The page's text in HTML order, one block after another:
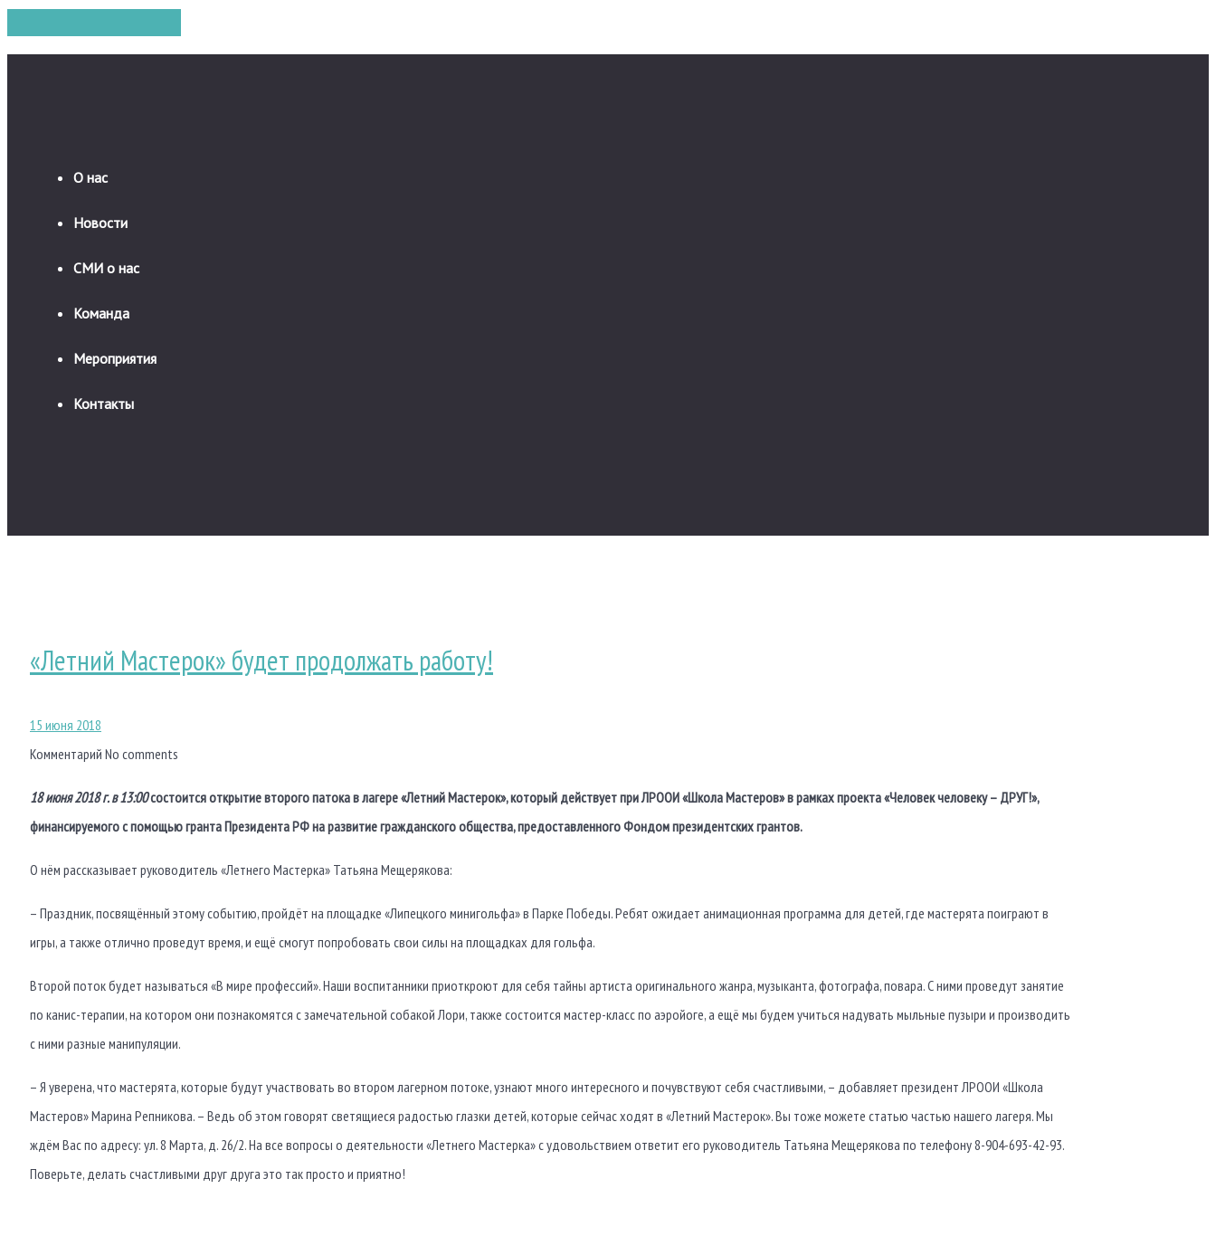
О нас
Новости
СМИ о нас
Команда
Мероприятия
Контакты
«Летний Мастерок» будет продолжать работу!
15 июня 2018
Комментарий No comments
18 июня 2018 г. в 13:00состоится открытие второго патока в лагере «Летний Мастерок», который действует при ЛРООИ «Школа Мастеров» в рамках проекта «Человек человеку – ДРУГ!»,
финансируемого с помощью гранта Президента РФ на развитие гражданского общества, предоставленного Фондом президентских грантов.
О нём рассказывает руководитель «Летнего Мастерка» Татьяна Мещерякова:
– Праздник, посвящённый этому событию, пройдёт на площадке «Липецкого минигольфа» в Парке Победы. Ребят ожидает анимационная программа для детей, где мастерята поиграют в
игры, а также отлично проведут время, и ещё смогут попробовать свои силы на площадках для гольфа.
Второй поток будет называться «В мире профессий». Наши воспитанники приоткроют для себя тайны артиста оригинального жанра, музыканта, фотографа, повара. С ними проведут занятие
по канис-терапии, на котором они познакомятся с замечательной собакой Лори, также состоится мастер-класс по аэройоге, а ещё мы будем учиться надувать мыльные пузыри и производить
с ними разные манипуляции.
– Я уверена, что мастерята, которые будут участвовать во втором лагерном потоке, узнают много интересного и почувствуют себя счастливыми, – добавляет президент ЛРООИ «Школа
Мастеров» Марина Репникова. – Ведь об этом говорят светящиеся радостью глазки детей, которые сейчас ходят в «Летний Мастерок». Вы тоже можете статью частью нашего лагеря. Мы
ждём Вас по адресу: ул. 8 Марта, д. 26/2. На все вопросы о деятельности «Летнего Мастерка» с удовольствием ответит его руководитель Татьяна Мещерякова по телефону 8-904-693-42-93.
Поверьте, делать счастливыми друг друга это так просто и приятно!